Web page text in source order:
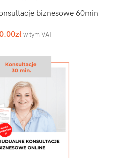
biznesowe 60min
zł w tym VAT